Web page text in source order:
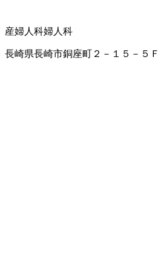
産婦人科婦人科
長崎県長崎市銅座町２－１５－５Ｆ